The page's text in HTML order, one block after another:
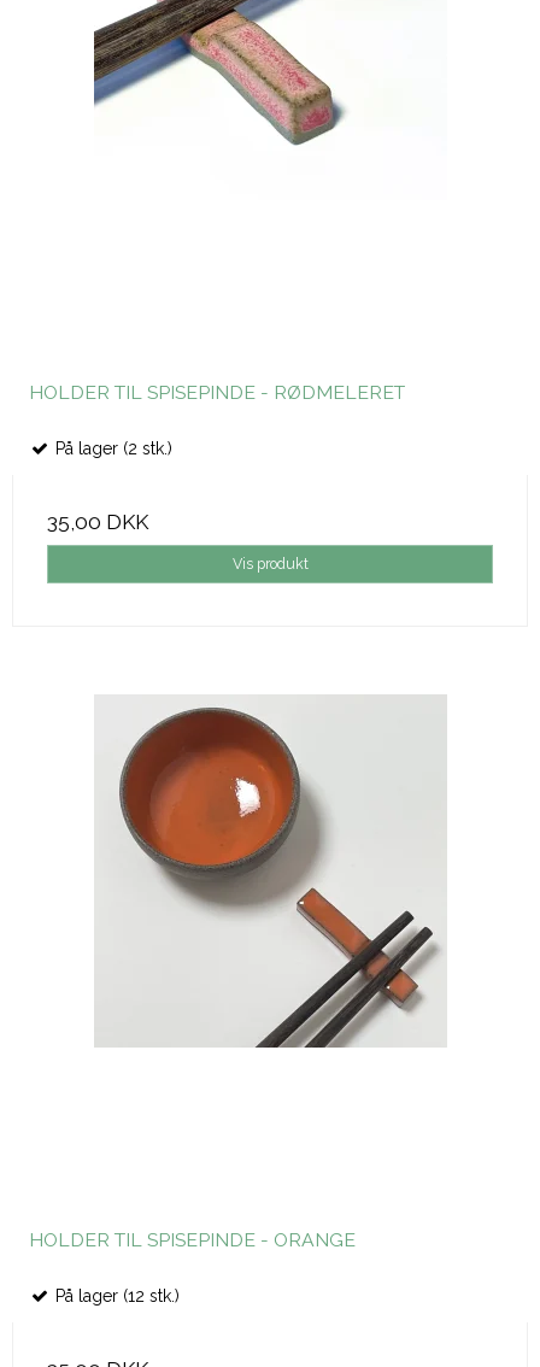
HOLDER TIL SPISEPINDE - RØDMELERET
På lager (2 stk.)
35,00 DKK
Vis produkt
HOLDER TIL SPISEPINDE - ORANGE
På lager (12 stk.)